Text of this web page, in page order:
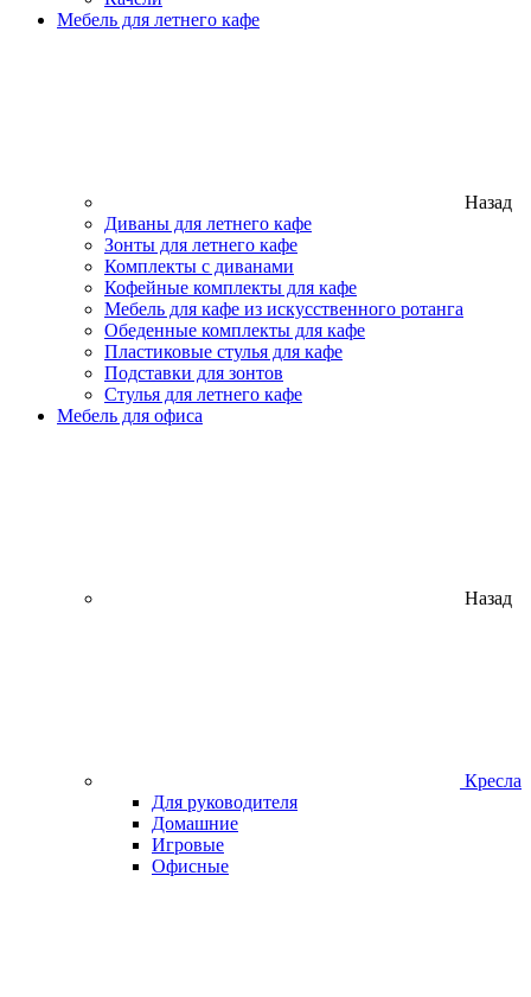
Мебель для летнего кафе
Назад
Диваны для летнего кафе
Зонты для летнего кафе
Комплекты с диванами
Кофейные комплекты для кафе
Мебель для кафе из искусственного ротанга
Обеденные комплекты для кафе
Пластиковые стулья для кафе
Подставки для зонтов
Стулья для летнего кафе
Мебель для офиса
Назад
Кресла
Для руководителя
Домашние
Игровые
Офисные